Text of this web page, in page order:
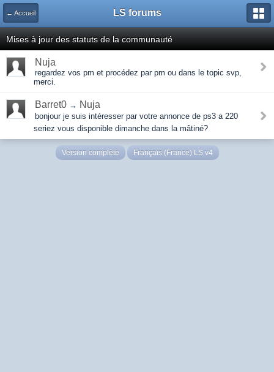
← Accueil LS forums
Mises à jour des statuts de la communauté
Nuja
regardez vos pm et procédez par pm ou dans le topic svp,
merci.
Barret0 → Nuja
bonjour je suis intéresser par votre annonce de ps3 a 220
seriez vous disponible dimanche dans la mâtiné?
Version complète Français (France) LS v4